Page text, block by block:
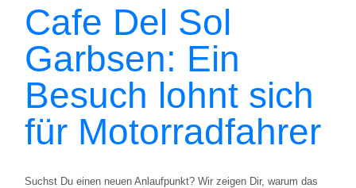
Cafe Del Sol
Garbsen: Ein
Besuch lohnt sich
für Motorradfahrer
Suchst Du einen neuen Anlaufpunkt? Wir zeigen Dir, warum das